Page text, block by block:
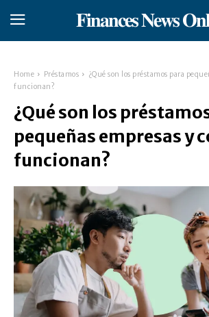
𝐅𝐢𝐧𝐚𝐧𝐜𝐞𝐬 𝐍𝐞𝐰𝐬
Home Préstamos
¿Qué son los préstamos para
funcionan?
¿Qué son los
pequeñas empresas y
funcionan?